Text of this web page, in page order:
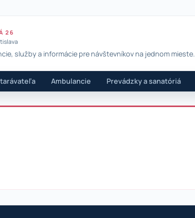
26
služby a informácie pre návštevníkov na jednom mieste.
Ambulancie Prevádzky a sanatóriá